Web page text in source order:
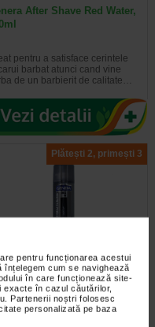
pentru funcționarea acestui
cum se navighează
în care funcționează site-
exacte în cazul căutărilor,
Partenerii noștri folosesc
personalizată pe baza
After Shave Red Water,
pentru a satisface cerintele
barbat atunci cand vine
de un barbierit de calitate…
Plătești 2, primești 3
Men spuma barbierit
E 300ml